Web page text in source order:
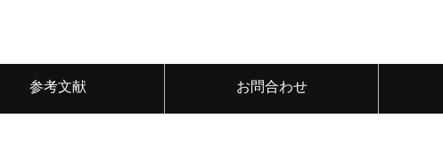
参考文献 お問合わせ